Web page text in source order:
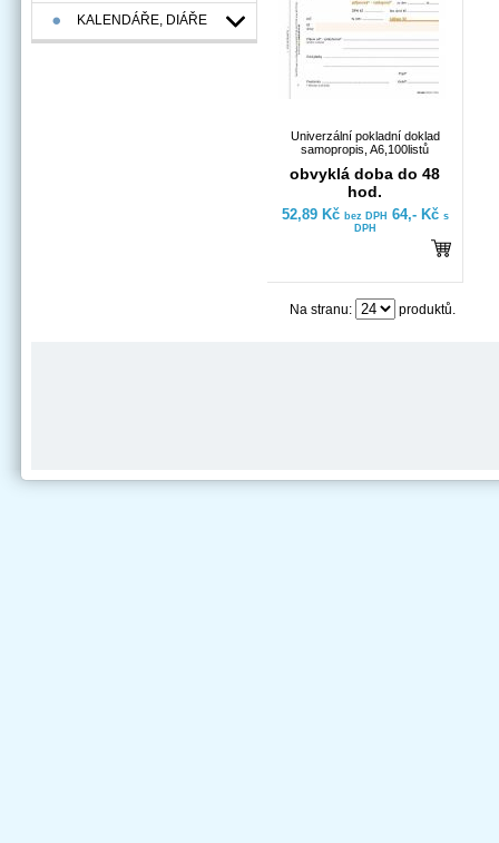
KALENDÁŘE, DIÁŘE
Univerzální pokladní doklad
samopropis, A6,100listů
obvyklá doba do 48
hod.
52,89 Kč bez DPH 64,- Kč s
DPH
Na stranu: produktů.